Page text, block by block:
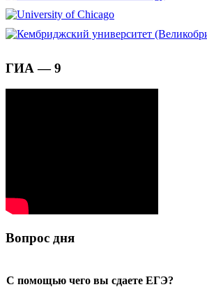
ГИА — 9
Вопрос дня
С помощью чего вы сдаете ЕГЭ?